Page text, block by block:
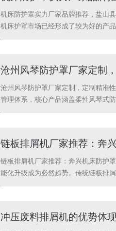
机床防护罩实力厂家品牌推荐，盐山
机床护罩市场已经形成了较为好的产
沧州风琴防护罩厂家定制
沧州风琴防护罩厂家定制，定制精准
管理体系，核心产品涵盖柔性风琴式
链板排屑机厂家推荐：奔
链板排屑机厂家推荐：奔兴机床防护
能化升级成为必然趋势。传统链板排
冲压废料排屑机的优势体